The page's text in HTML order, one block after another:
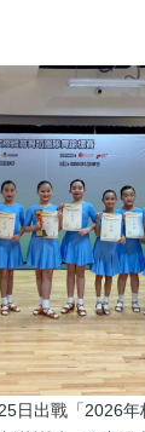
日出戰「2026